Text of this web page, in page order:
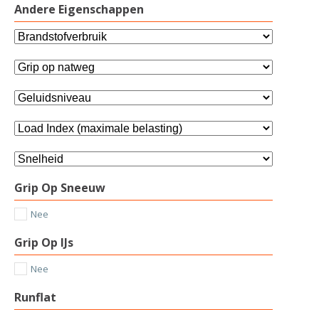
Andere Eigenschappen
Grip Op Sneeuw
Nee
Grip Op IJs
Nee
Runflat